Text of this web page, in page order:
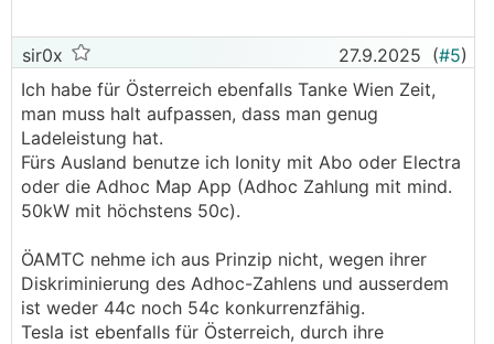
sir0x 27.9.2025 (#5)
Ich habe für Österreich ebenfalls Tanke Wien Zeit,
man muss halt aufpassen, dass man genug
Ladeleistung hat.
Fürs Ausland benutze ich Ionity mit Abo oder Electra
oder die Adhoc Map App (Adhoc Zahlung mit mind.
50kW mit höchstens 50c).
ÖAMTC nehme ich aus Prinzip nicht, wegen ihrer
Diskriminierung des Adhoc-Zahlens und ausserdem
ist weder 44c noch 54c konkurrenzfähig.
Tesla ist ebenfalls für Österreich, durch ihre